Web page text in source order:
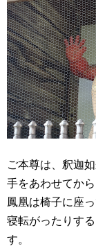
ご本尊は、釈迦如
手をあわせてか
鳳凰は椅子に座
寝転がったりす
す。